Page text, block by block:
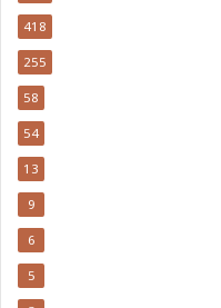
418
255
58
54
13
9
6
5